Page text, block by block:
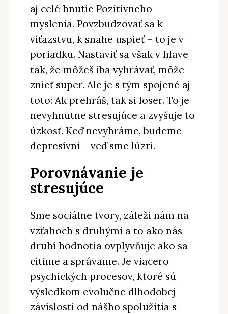
aj celé hnutie Pozitívneho
myslenia. Povzbudzovať sa k
víťazstvu, k snahe uspieť – to je v
poriadku. Nastaviť sa však v hlave
tak, že môžeš iba vyhrávať, môže
znieť super. Ale je s tým spojené aj
toto: Ak prehráš, tak si loser. To je
nevyhnutne stresujúce a zvyšuje to
úzkosť. Keď nevyhráme, budeme
depresívni – veď sme lúzri.
Porovnávanie je
stresujúce
Sme sociálne tvory, záleží nám na
vzťahoch s druhými a to ako nás
druhí hodnotia ovplyvňuje ako sa
cítime a správame. Je viacero
psychických procesov, ktoré sú
výsledkom evolučne dlhodobej
závislosti od nášho spolužitia s